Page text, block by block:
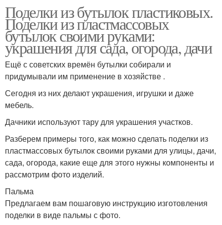
Поделки из бутылок пластиковых.
Поделки из пластмассовых
бутылок своими руками:
украшения для сада, огорода, дачи
Ещё с советских времён бутылки собирали и
придумывали им применение в хозяйстве .
Сегодня из них делают украшения, игрушки и даже
мебель.
Дачники используют тару для украшения участков.
Разберем примеры того, как можно сделать поделки из
пластмассовых бутылок своими руками для улицы, дачи,
сада, огорода, какие еще для этого нужны компоненты и
рассмотрим фото изделий.
Пальма
Предлагаем вам пошаговую инструкцию изготовления
поделки в виде пальмы с фото.